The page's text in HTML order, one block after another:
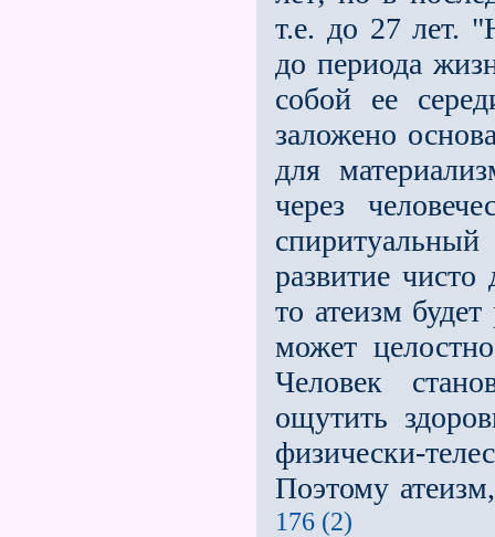
т.е. до 27 лет.
до периода
собой ее
заложено
для
через
развитие
то атеизм
может
Человек
ощутить
физически-
Поэтому
176 (2)